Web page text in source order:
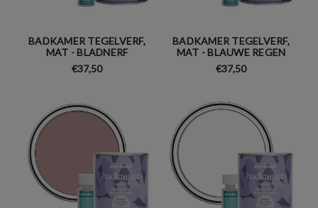
BADKAMER TEGELVERF,
MAT - BLADNERF
€37,50
BADKAMER TEGELVERF,
MAT - BLAUWE REGEN
€37,50